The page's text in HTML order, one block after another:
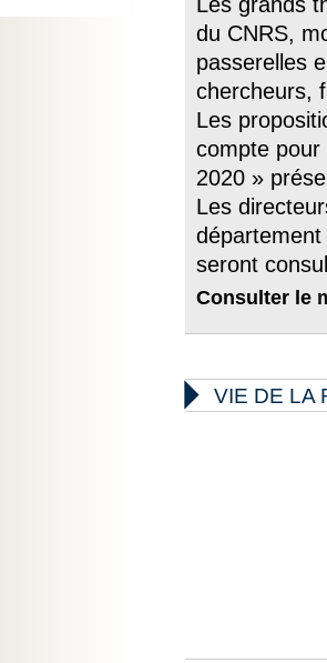
du CNRS,
passerelles
chercheurs,
Les
compte pour
2020 »
Les
seront
Consulter le
 VIE DE LA